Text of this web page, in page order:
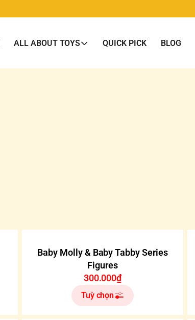
ALL ABOUT TOYS QUICK PICK BLOG
Baby Molly & Baby Tabby Series
Figures
300.000₫
Tuỳ chọn